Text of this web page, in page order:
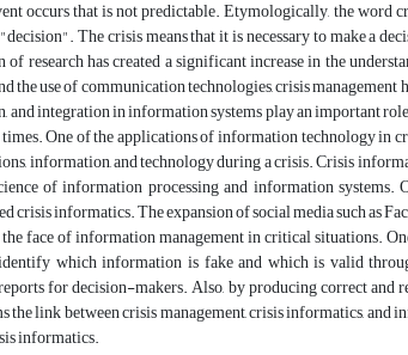
occurs that is not predictable. Etymologically, the word
The crisis means that it is necessary to make a
research has created a significant increase in the
the use of communication technologies, crisis
integration in information systems play an important
One of the applications of information technology in
information, and technology during a crisis. Crisis
of information processing and information
informatics. The expansion of social media such as
face of information management in critical situations.
which information is fake and which is valid
for decision-makers. Also, by producing correct and
link between crisis management, crisis informatics, and
informatics.